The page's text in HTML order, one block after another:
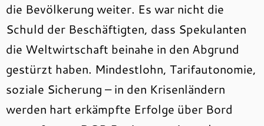
die Bevölkerung weiter. Es war nicht die
Schuld der Beschäftigten, dass Spekulanten
die Weltwirtschaft beinahe in den Abgrund
gestürzt haben. Mindestlohn, Tarifautonomie,
soziale Sicherung – in den Krisenländern
werden hart erkämpfte Erfolge über Bord